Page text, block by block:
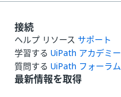
接続
ヘルプ リソース サポート
学習する UiPath アカデミー
質問する UiPath フォーラム
最新情報を取得